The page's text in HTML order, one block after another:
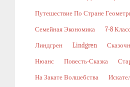
Путешествие По Стране
Семейная Экономика 7-8
Линдгрен Lindgren
Нюанс Повесть-Сказка
На Закате Волшебства